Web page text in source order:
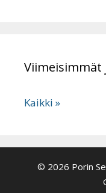
Viimeisimmät
Kaikki »
© 2026 Porin